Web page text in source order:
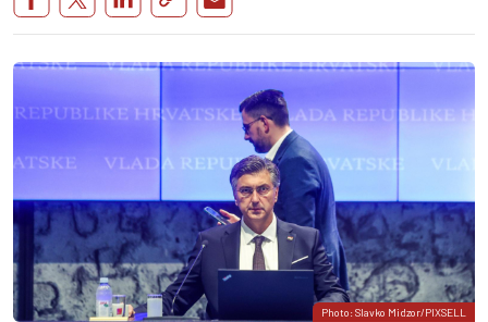
Photo: Slavko Midzor/PIXSELL